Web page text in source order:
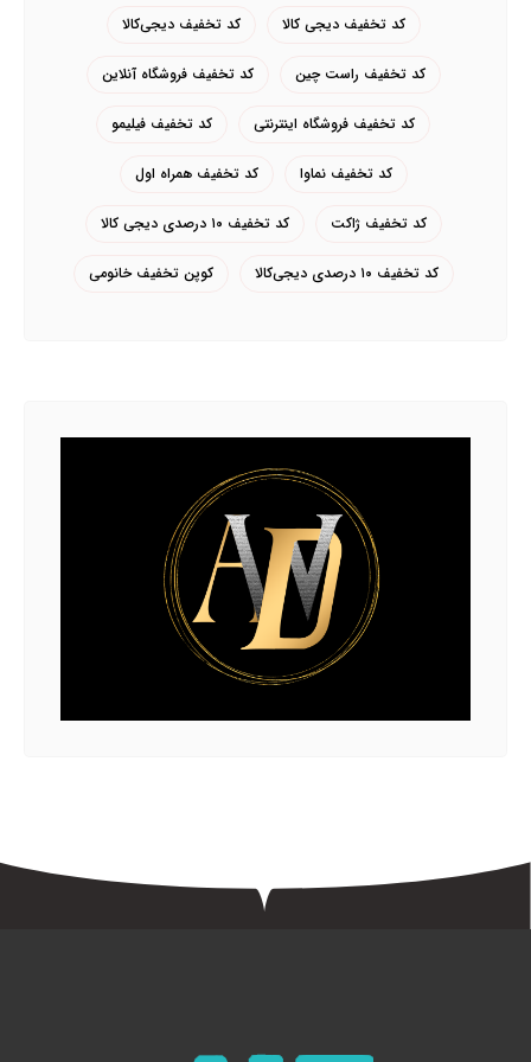
کد تخفیف دیجی کالا کد تخفیف دیجی‌کالا
کد تخفیف راست چین کد تخفیف فروشگاه آنلاین
کد تخفیف فروشگاه اینترنتی کد تخفیف فیلیمو
کد تخفیف نماوا کد تخفیف همراه اول
کد تخفیف ژاکت کد تخفیف ۱۰ درصدی دیجی کالا
کد تخفیف ۱۰ درصدی دیجی‌کالا کوپن تخفیف خانومی